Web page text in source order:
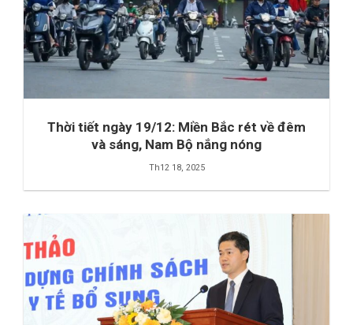
Thời tiết ngày 19/12: Miền Bắc rét về đêm
và sáng, Nam Bộ nắng nóng
Th12 18, 2025